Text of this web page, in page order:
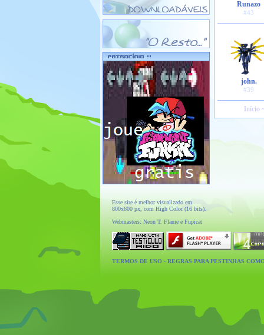
Runazo
#43
john.
#39
Início
Esse site é melhor visualizado em
800x600 px, com High Color (16 bits).
Webmasters: Neon T. Flame e Fupicat
TERMOS DE USO- REGRAS PARA PESTINHAS